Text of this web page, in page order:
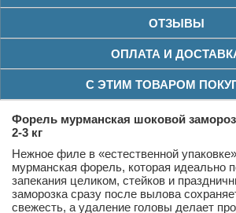
ОТЗЫВЫ
ОПЛАТА И
С ЭТИМ ТОВАРОМ
Форель мурманская шоковой
2-3 кг
Нежное филе в «естественной
мурманская форель, которая идеально
запекания целиком, стейков и
заморозка сразу после вылова
свежесть, а удаление головы делает